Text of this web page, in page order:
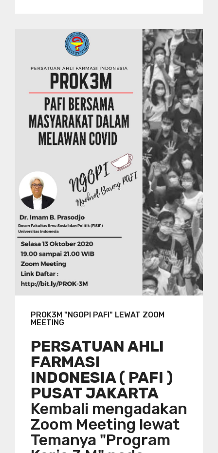
PROK3M "NGOPI PAFI" LEWAT ZOOM
MEETING
PERSATUAN AHLI
FARMASI
INDONESIA ( PAFI )
PUSAT JAKARTA
Kembali mengadakan
Zoom Meeting lewat
Temanya "Program